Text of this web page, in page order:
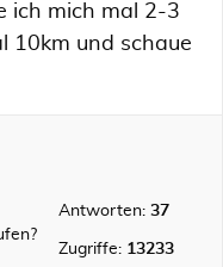
ich mich mal 2-3
10km und schaue
Antworten: 37
Zugriffe: 13233